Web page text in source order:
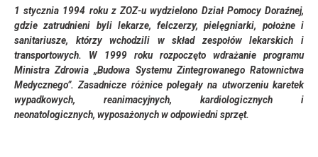
1 stycznia 1994 roku z ZOZ-u wydzielono Dział Pomocy Doraźnej,
gdzie zatrudnieni byli lekarze, felczerzy, pielęgniarki, położne i
sanitariusze, którzy wchodzili w skład zespołów lekarskich i
transportowych. W 1999 roku rozpoczęto wdrażanie programu
Ministra Zdrowia „Budowa Systemu Zintegrowanego Ratownictwa
Medycznego”. Zasadnicze różnice polegały na utworzeniu karetek
wypadkowych, reanimacyjnych, kardiologicznych i
neonatologicznych, wyposażonych w odpowiedni sprzęt.